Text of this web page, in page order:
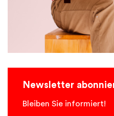
Newsletter
Bleiben Sie informiert!